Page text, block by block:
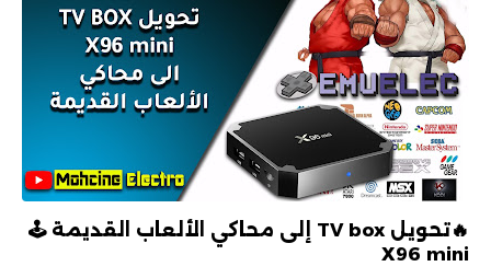
🔥تحويل TV box إلى محاكي الألعاب القديمة 🕹️
X96 mini